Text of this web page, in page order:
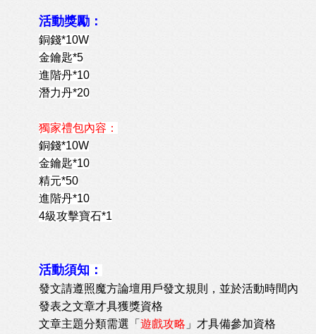
活動獎勵：
銅錢*10W
金鑰匙*5
進階丹*10
潛力丹*20
獨家禮包內容：
銅錢*10W
金鑰匙*10
精元*50
進階丹*10
4級攻擊寶石*1
活動須知：
發文請遵照魔方論壇用戶發文規則，並於活動時間內
發表之文章才具獲獎資格
文章主題分類需選「 遊戲攻略 」才具備參加資格